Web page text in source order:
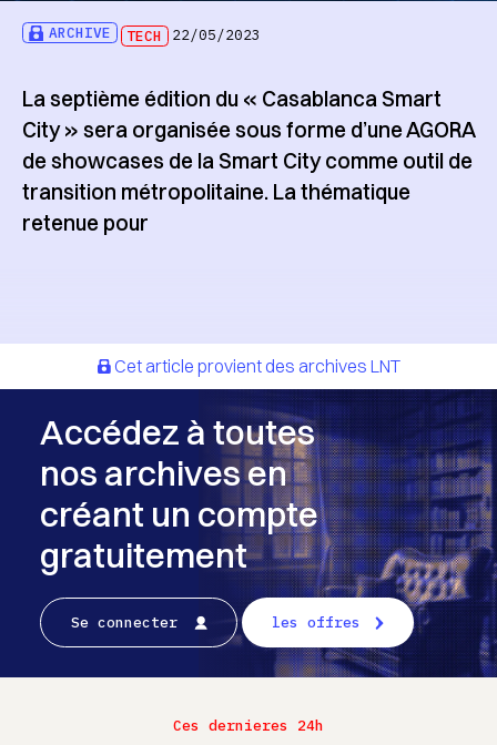
ARCHIVE TECH 22/05/2023
La septième édition du « Casablanca Smart
City » sera organisée sous forme d’une AGORA
de showcases de la Smart City comme outil de
transition métropolitaine. La thématique
retenue pour
Cet article provient des archives LNT
Accédez à toutes
nos archives en
créant un compte
gratuitement
Se connecter les offres
Ces dernieres 24h